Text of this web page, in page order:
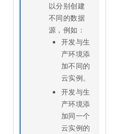
以分别创建
不同的数据
源，例如：
开发与生
产环境添
加不同的
云实例。
开发与生
产环境添
加同一个
云实例的